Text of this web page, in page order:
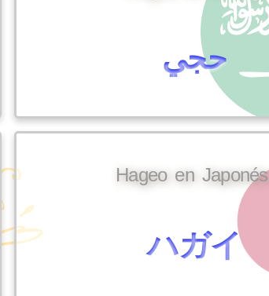
حجي
Hageo en
ハガイ